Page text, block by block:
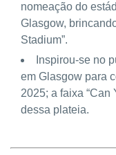
nomeação do
Glasgow,
Stadium”.
Inspirou-se no
em Glasgow para
2025; a faixa “Can
dessa plateia.